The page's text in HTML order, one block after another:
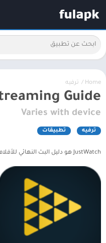
Home
/ ترفيه
Guide
Varies with device
ترفيه تطبيقات
JustWatch هو دليل البث النهائي للأفلام والبرامج التلفزيونية.